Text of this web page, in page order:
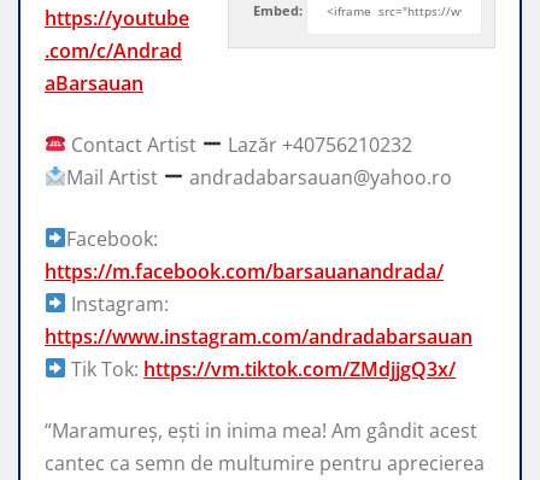
Embed:
https://youtube
.com/c/Andrad
aBarsauan
Contact Artist
Lazăr +40756210232
Mail Artist
andradabarsauan@yahoo.ro
Facebook:
https://m.facebook.com/barsauanandrada/
Instagram:
https://www.instagram.com/andradabarsauan
Tik Tok: https://vm.tiktok.com/ZMdjjgQ3x/
“Maramureș, ești in inima mea! Am gândit acest
cantec ca semn de multumire pentru aprecierea